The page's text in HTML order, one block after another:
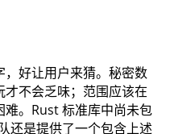
好让用户来猜。秘密数
不会乏味；范围应该在
难。Rust 标准库中尚未包
还是提供了一个包含上述